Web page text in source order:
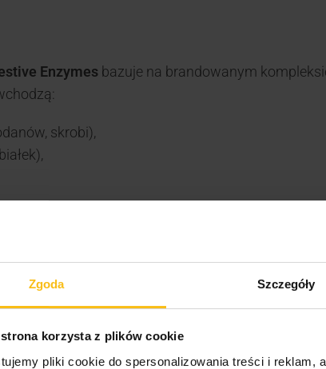
Zgoda Szczegóły
korzysta z plików cookie
pliki cookie do spersonalizowania treści i reklam,
Enzymes bazuje na brandowanym
skrobi),
które chcą wesprzeć procesy trawienia i
Enzymes zastosowano specjalne otoczki
ponieważ by skutecznie pełnić swoją rolę,
Otoczki dojelitow
e skutecznie
swoje funkcje. Warto zwrócić na to uwagę,